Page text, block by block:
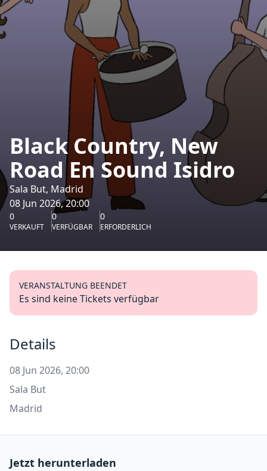
Black Country, New
Road En Sound Isidro
Sala But, Madrid
08 Jun 2026, 20:00
0
VERKAUFT
0
VERFÜGBAR
0
ERFORDERLICH
VERANSTALTUNG BEENDET
Es sind keine Tickets verfügbar
Details
08 Jun 2026, 20:00
Sala But
Madrid
Jetzt herunterladen